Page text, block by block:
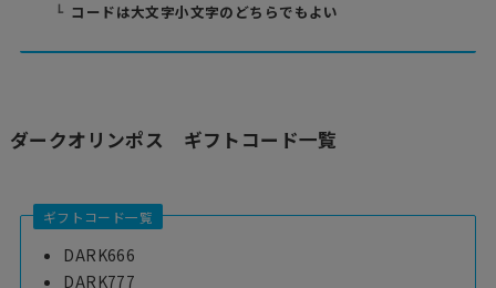
コードは大文字小文字のどちらでもよい
ダークオリンポス ギフトコード一覧
ギフトコード一覧
DARK666
DARK777